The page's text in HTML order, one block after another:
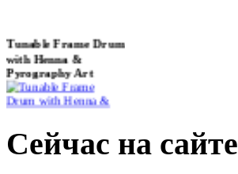
with Henna &
Pyrography Art
Сейчас на сайте